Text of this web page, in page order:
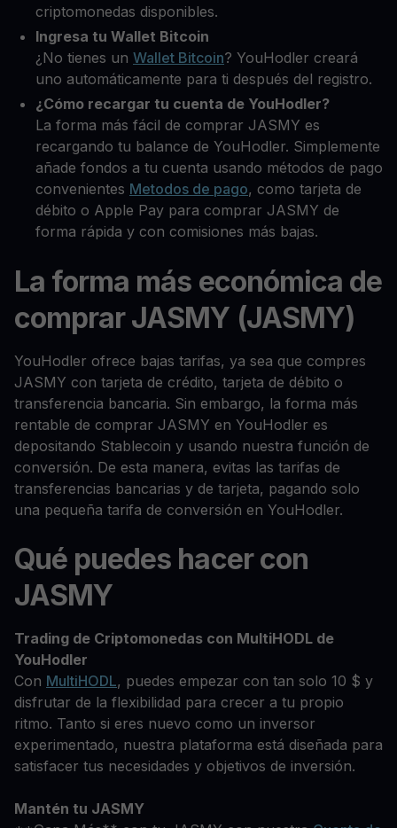
criptomonedas disponibles.
Ingresa tu Wallet Bitcoin
¿No tienes un Wallet Bitcoin? YouHodler creará
uno automáticamente para ti después del registro.
¿Cómo recargar tu cuenta de YouHodler?
La forma más fácil de comprar JASMY es
recargando tu balance de YouHodler. Simplemente
añade fondos a tu cuenta usando métodos de pago
convenientes Metodos de pago, como tarjeta de
débito o Apple Pay para comprar JASMY de
forma rápida y con comisiones más bajas.
La forma más económica de
comprar JASMY (JASMY)
YouHodler ofrece bajas tarifas, ya sea que compres
JASMY con tarjeta de crédito, tarjeta de débito o
transferencia bancaria. Sin embargo, la forma más
rentable de comprar JASMY en YouHodler es
depositando Stablecoin y usando nuestra función de
conversión. De esta manera, evitas las tarifas de
transferencias bancarias y de tarjeta, pagando solo
una pequeña tarifa de conversión en YouHodler.
Qué puedes hacer con
JASMY
Trading de Criptomonedas con MultiHODL de
YouHodler
Con MultiHODL, puedes empezar con tan solo 10 $ y
disfrutar de la flexibilidad para crecer a tu propio
ritmo. Tanto si eres nuevo como un inversor
experimentado, nuestra plataforma está diseñada para
satisfacer tus necesidades y objetivos de inversión.
Mantén tu JASMY